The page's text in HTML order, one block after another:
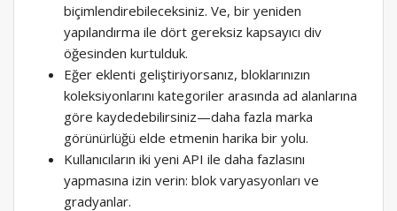
biçimlendirebileceksiniz. Ve, bir yeniden
yapılandırma ile dört gereksiz kapsayıcı div
öğesinden kurtulduk.
Eğer eklenti geliştiriyorsanız, bloklarınızın
koleksiyonlarını kategoriler arasında ad alanlarına
göre kaydedebilirsiniz—daha fazla marka
görünürlüğü elde etmenin harika bir yolu.
Kullanıcıların iki yeni API ile daha fazlasını
yapmasına izin verin: blok varyasyonları ve
gradyanlar.